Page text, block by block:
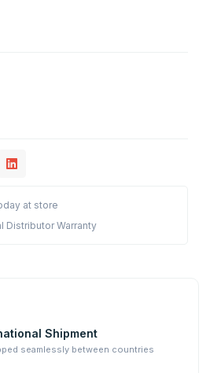
at store
Distributor Warranty
Shipment
seamlessly between countries